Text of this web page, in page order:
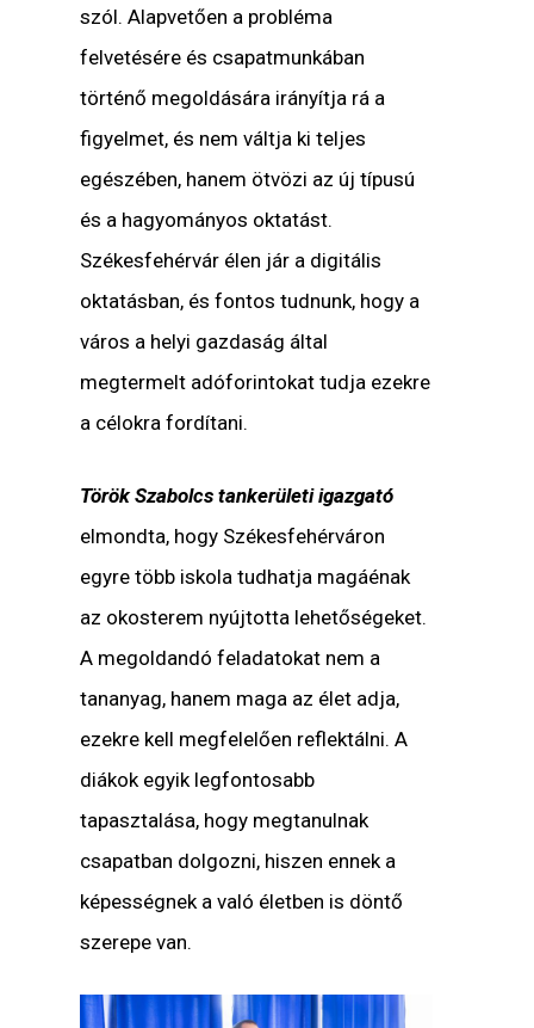
szól. Alapvetően a probléma
felvetésére és csapatmunkában
történő megoldására irányítja rá a
figyelmet, és nem váltja ki teljes
egészében, hanem ötvözi az új típusú
és a hagyományos oktatást.
Székesfehérvár élen jár a digitális
oktatásban, és fontos tudnunk, hogy a
város a helyi gazdaság által
megtermelt adóforintokat tudja ezekre
a célokra fordítani.
Török Szabolcs tankerületi igazgató
elmondta, hogy Székesfehérváron
egyre több iskola tudhatja magáénak
az okosterem nyújtotta lehetőségeket.
A megoldandó feladatokat nem a
tananyag, hanem maga az élet adja,
ezekre kell megfelelően reflektálni. A
diákok egyik legfontosabb
tapasztalása, hogy megtanulnak
csapatban dolgozni, hiszen ennek a
képességnek a való életben is döntő
szerepe van.